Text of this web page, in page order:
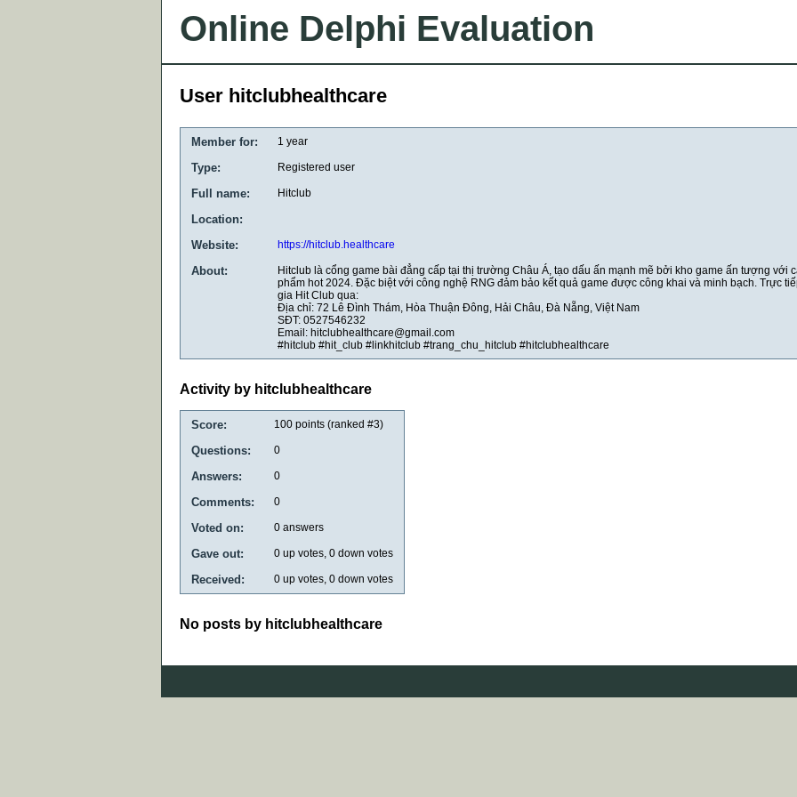
Online Delphi Evaluation
User hitclubhealthcare
Member for: 1 year
Type: Registered user
Full name: Hitclub
Location:
Website:
https://hitclub.healthcare
About:
Hitclub là cổng game bài đẳng cấp tại thị trường Châu Á, tạo dấu ấn mạnh mẽ bởi kho game ấn tượng với
phẩm hot 2024. Đặc biệt với công nghệ RNG đảm bảo kết quả game được công khai và minh bạch. Trực
gia Hit Club qua:
Địa chỉ: 72 Lê Đình Thám, Hòa Thuận Đông, Hải Châu, Đà Nẵng, Việt Nam
SĐT: 0527546232
Email: hitclubhealthcare@gmail.com
#hitclub #hit_club #linkhitclub #trang_chu_hitclub #hitclubhealthcare
Activity by hitclubhealthcare
Score: 100 points (ranked #3)
Questions: 0
Answers: 0
Comments: 0
Voted on: 0 answers
Gave out: 0 up votes, 0 down votes
Received: 0 up votes, 0 down votes
No posts by hitclubhealthcare